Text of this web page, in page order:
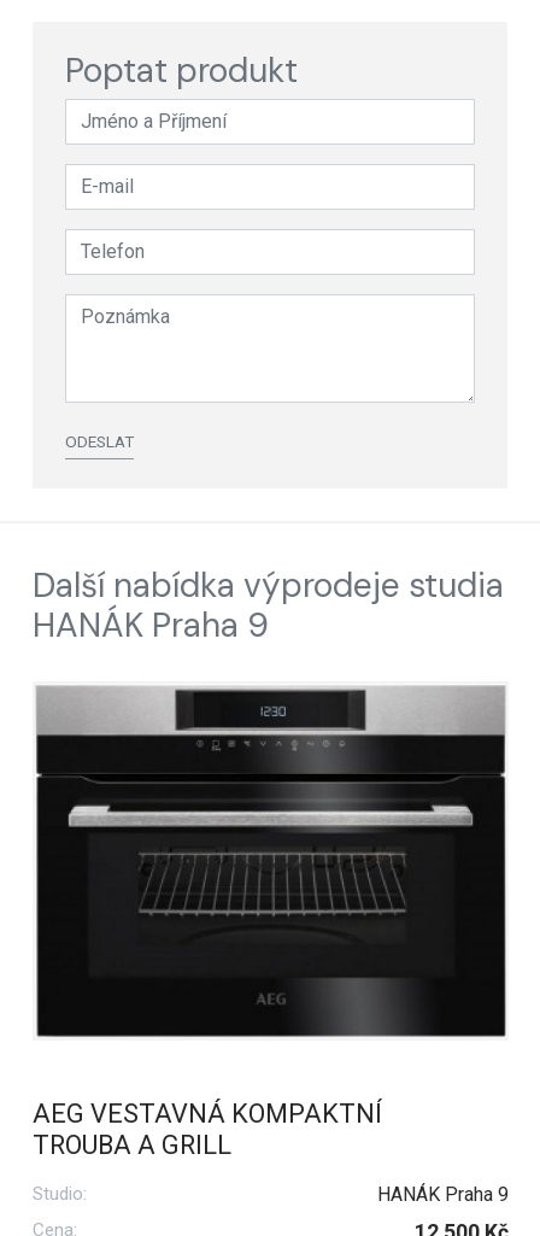
Poptat produkt
ODESLAT
Další nabídka výprodeje studia
HANÁK Praha 9
AEG VESTAVNÁ KOMPAKTNÍ
TROUBA A GRILL
Studio: HANÁK Praha 9
Cena: